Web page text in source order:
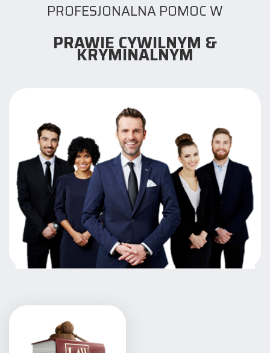
PROFESJONALNA POMOC W
PRAWIE CYWILNYM &
KRYMINALNYM